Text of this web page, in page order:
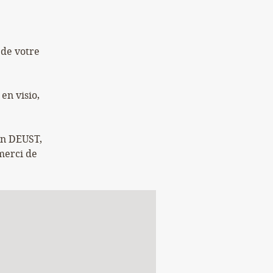
votre
visio,
DEUST,
de